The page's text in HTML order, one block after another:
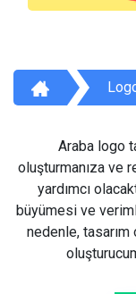
Araba logo
oluşturmanıza ve
yardımcı
büyümesi ve
nedenle,